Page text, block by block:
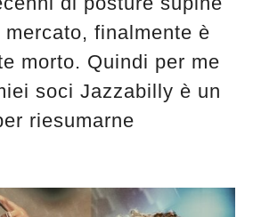
finalmente è
morto. Quindi per me
soci Jazzabilly è un
riesumarne